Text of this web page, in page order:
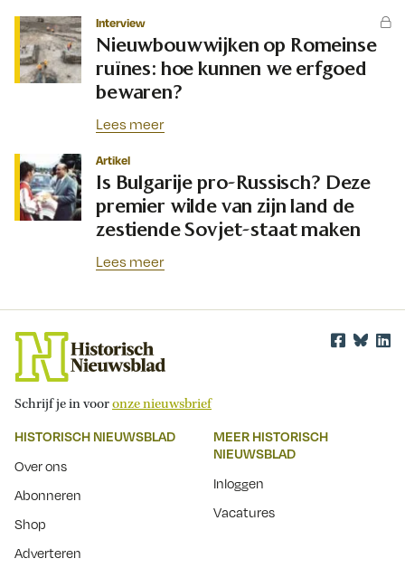
Interview
Nieuwbouwwijken op Romeinse
ruïnes: hoe kunnen we erfgoed
bewaren?
Lees meer
Artikel
Is Bulgarije pro-Russisch? Deze
premier wilde van zijn land de
zestiende Sovjet-staat maken
Lees meer
Schrijf je in vooronze nieuwsbrief
HISTORISCH NIEUWSBLAD
Over ons
Abonneren
Shop
Adverteren
MEER HISTORISCH
NIEUWSBLAD
Inloggen
Vacatures